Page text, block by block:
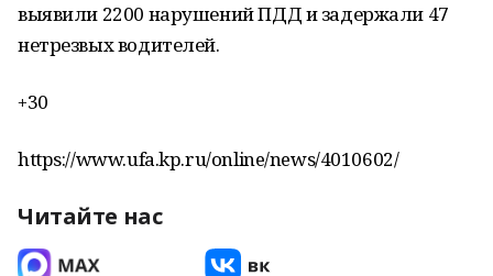
выявили 2200 нарушений ПДД и задержали 47
нетрезвых водителей.
+30
https://www.ufa.kp.ru/online/news/4010602/
Читайте нас